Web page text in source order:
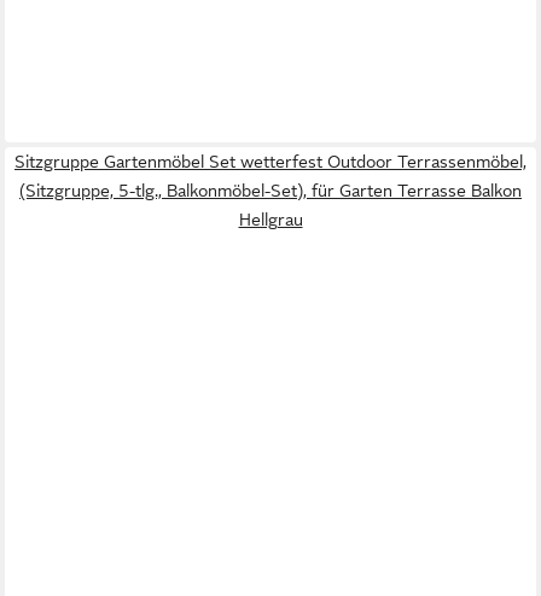
Sitzgruppe Gartenmöbel Set wetterfest Outdoor Terrassenmöbel,
(Sitzgruppe, 5-tlg., Balkonmöbel-Set), für Garten Terrasse Balkon
Hellgrau